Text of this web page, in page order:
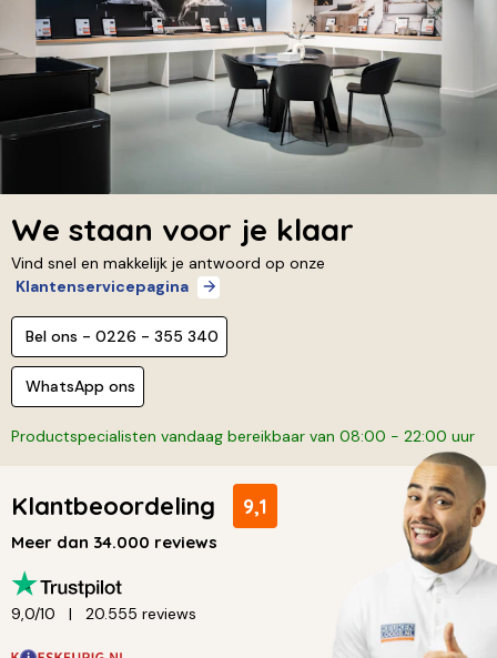
We staan voor je klaar
Vind snel en makkelijk je antwoord op onze
Klantenservicepagina
Bel ons - 0226 - 355 340
WhatsApp ons
Productspecialisten vandaag bereikbaar van 08:00 - 22:00 uur
Klantbeoordeling 9,1
Meer dan 34.000 reviews
9,0/10 20.555 reviews